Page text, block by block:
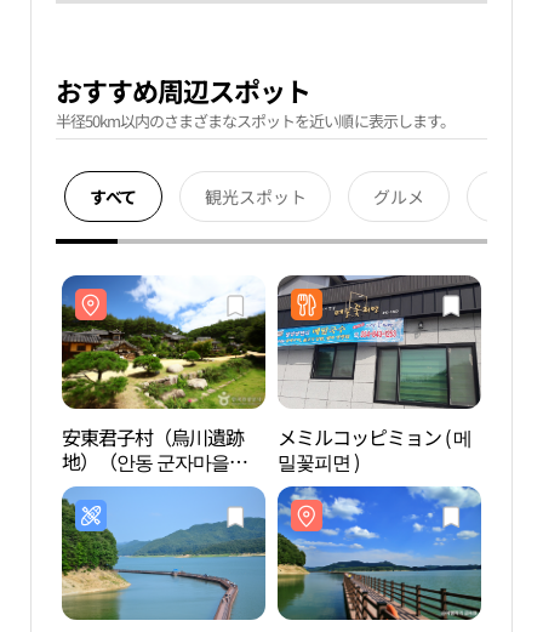
おすすめ周辺スポット
半径50km以内のさまざまなスポットを近い順に表示します。
すべて 観光スポット グルメ
安東君子村（烏川遺跡
地）（안동 군자마을
（오천유적지））
メミルコッピミョン ( 메
밀꽃피면 )